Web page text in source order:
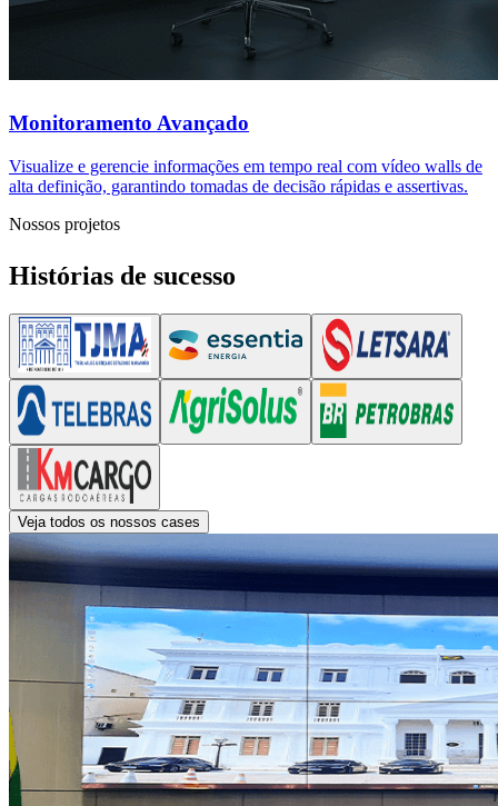
Tribunal de Justiça do Maranhão (TJ-MA)
Veja todos os nossos cases
ESPECIALISTAS EM:
Centros de controle
operacional
Com mais de 20 anos de experiência, desenvolvemos
soluções que otimizam a produtividade, melhorando a
visualização e o gerenciamento gráfico de dados
em grandes telas.
Conheça